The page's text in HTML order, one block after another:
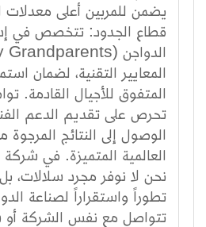
يضمن للمربين أعلى معدلات
قطاع الجدود: تتخصص في
المعايير التقنية، لضمان
المتفوق للأجيال القادمة.
تحرص على تقديم الدعم
الوصول إلى النتائج
العالمية المتميزة. في
نحن لا نوفر مجرد سلالات،
تطوراً واستقراراً لصناعة
تتواصل مع نفس الشركة